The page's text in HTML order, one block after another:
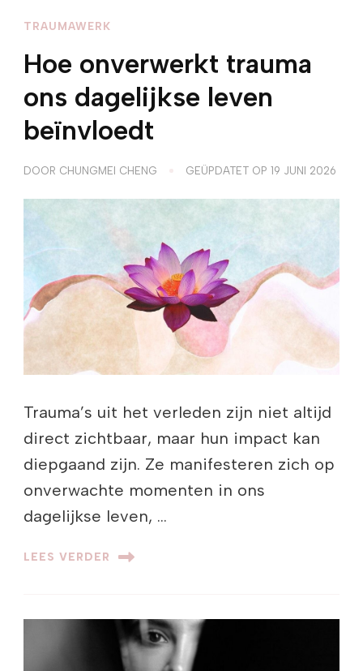
TRAUMAWERK
Hoe onverwerkt trauma
ons dagelijkse leven
beïnvloedt
DOOR CHUNGMEI CHENG GEÜPDATET OP 19 JUNI 2026
Trauma’s uit het verleden zijn niet altijd
direct zichtbaar, maar hun impact kan
diepgaand zijn. Ze manifesteren zich op
onverwachte momenten in ons
dagelijkse leven, …
LEES VERDER